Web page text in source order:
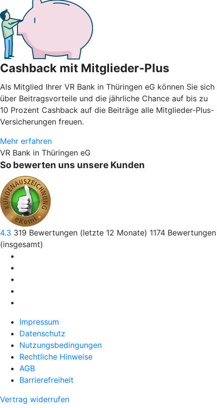
Cashback mit Mitglieder-Plus
Als Mitglied Ihrer VR Bank in Thüringen eG können Sie sich
über Beitragsvorteile und die jährliche Chance auf bis zu
10 Prozent Cashback auf die Beiträge alle Mitglieder-Plus-
Versicherungen freuen.
Mehr erfahren
VR Bank in Thüringen eG
So bewerten uns unsere Kunden
4.3 319 Bewertungen (letzte 12 Monate) 1174 Bewertungen
(insgesamt)
Impressum
Datenschutz
Nutzungsbedingungen
Rechtliche Hinweise
AGB
Barrierefreiheit
Vertrag widerrufen